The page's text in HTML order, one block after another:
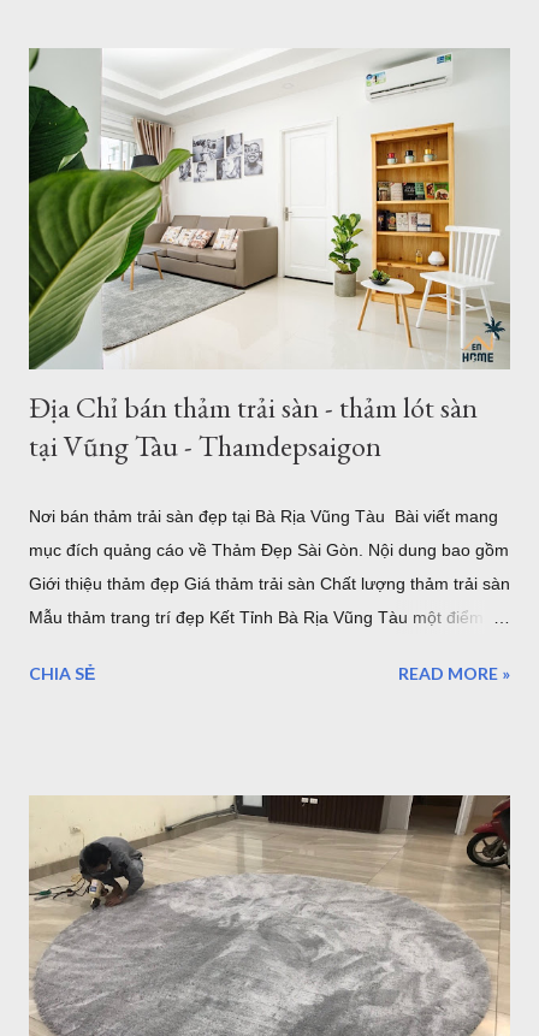
khổ lớn - Bảo hành - Giao hàng .... Địa chỉ bán thảm lót sàn
khổ lớn tại HCM và Hà Nội Coupons trong tháng của Thảm
Đẹp 1. Giới thiệu về thảm khổ 2,5m - 3,4m 2,6m - 3,6m Là đơn
vị cung cấp thảm trải sàn - thảm trang trí nhà tại Hồ Chí Minh
và Hà Nội, chung tôi luôn phục vụ tối đa nhu cầu của khách
hàng, với nhu cầu trải sàn khổ lớn ơ Việt Nam, chúng tôi đã
nhập về nhiều mẫu thảm kích thước lớn từ 2m, 2,4m 2,5m 2,m
chiều ngang - chiều dài từ 3m - 3,5m. Hoặc b...
Địa Chỉ bán thảm trải sàn - thảm lót sàn
tại Vũng Tàu - Thamdepsaigon
Nơi bán thảm trải sàn đẹp tại Bà Rịa Vũng Tàu Bài viết mang
mục đích quảng cáo về Thảm Đẹp Sài Gòn. Nội dung bao gồm
Giới thiệu thảm đẹp Giá thảm trải sàn Chất lượng thảm trải sàn
Mẫu thảm trang trí đẹp Kết Tỉnh Bà Rịa Vũng Tàu một điểm
du lịch nhưng thực sự vẫn chưa thể đi và khám phá hết vùng
động với bãi trước, bãi sau của Vũng Tàu...Dịch vụ ăn uống
nghỉ ngơi, tắm nước nóng ở Bình Châu hay chỗ nghỉ ngơi rất
nhiều ở Vũng Tàu. Thảm trang trí cho khách hàng tại
Homestead Vũng Tàu Hiện tại Thảm Đẹp Sài Gòn chưa có
Showroom tại Vũng Tàu nhưng các bạn có thể đặt hàng trực
tuyến và xem các mẫu thảm tại website:
thamtrangtri.thamdepsaigon.com hoặc đọc thông tin chi tiết về
CHIA SẺ READ MORE »